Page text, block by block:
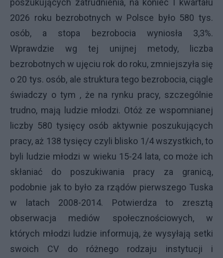
2026 roku bezrobotnych w Polsce było 580 tys.
osób, a stopa bezrobocia wyniosła 3,3%.
Wprawdzie wg tej unijnej metody, liczba
bezrobotnych w ujęciu rok do roku, zmniejszyła się
o 20 tys. osób, ale struktura tego bezrobocia, ciągle
świadczy o tym , że na rynku pracy, szczególnie
trudno, mają ludzie młodzi. Otóż ze wspomnianej
liczby 580 tysięcy osób aktywnie poszukujących
pracy, aż 138 tysięcy czyli blisko 1/4 wszystkich, to
byli ludzie młodzi w wieku 15-24 lata, co może ich
skłaniać do poszukiwania pracy za granicą,
podobnie jak to było za rządów pierwszego Tuska
w latach 2008-2014. Potwierdza to zresztą
obserwacja mediów społecznościowych, w
których młodzi ludzie informują, że wysyłają setki
swoich CV do różnego rodzaju instytucji i